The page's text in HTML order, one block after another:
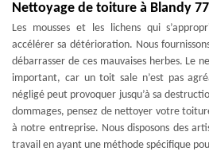
Nettoyage de toiture à Blandy
Les mousses et les lichens qui
accélérer sa détérioration. Nous
débarrasser de ces mauvaises herbes. Le
important, car un toit sale n’est pas
négligé peut provoquer jusqu’à sa
dommages, pensez de nettoyer votre
à notre entreprise. Nous disposons des
travail en ayant une méthode spécifique